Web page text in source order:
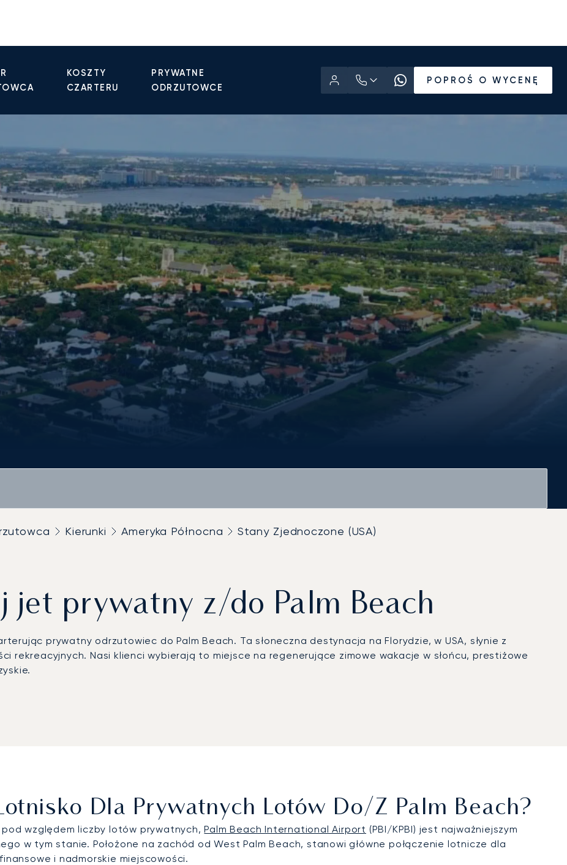
KOSZTY
CZARTERU
PRYWATNE
ODRZUTOWCE
POPROŚ O WYCENĘ
Kierunki Ameryka Północna Stany Zjednoczone (USA)
jet prywatny z/do Palm Beach
prywatny odrzutowiec do Palm Beach. Ta słoneczna destynacja na Florydzie, w USA, słynie z
rekreacyjnych. Nasi klienci wybierają to miejsce na regenerujące zimowe wakacje w słońcu, prestiżowe
Państwa harmonogramu. Nasz zespół organizuje każdy szczegół zgodnie z Państwa indywidualnymi
Dla Prywatnych Lotów Do/z Palm Beach?
względem liczby lotów prywatnych,Palm Beach International Airport (PBI/KPBI) jest najważniejszym
w tym stanie. Położone na zachód od West Palm Beach, stanowi główne połączenie lotnicze dla
i nadmorskie miejscowości.